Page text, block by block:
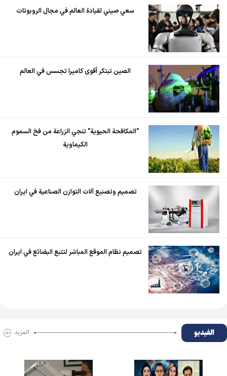
سعي صيني لقيادة العالم في مجال الروبوتات
الصين تبتكر أقوى كاميرا تجسس في العالم
"المكافحة الحيوية" تنجي الزراعة من فخ السموم
الكيماوية
تصميم وتصنيع آلات التوازن الصناعية في ايران
تصميم نظام الموقع المباشر لتتبع البضائع في ايران
الفیدیو المزید